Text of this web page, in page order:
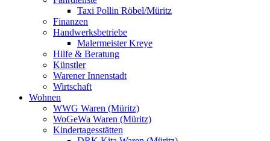
Taxi Pollin Röbel/Müritz
Finanzen
Handwerksbetriebe
Malermeister Kreye
Hilfe & Beratung
Künstler
Warener Innenstadt
Wirtschaft
Wohnen
WWG Waren (Müritz)
WoGeWa Waren (Müritz)
Kindertagesstätten